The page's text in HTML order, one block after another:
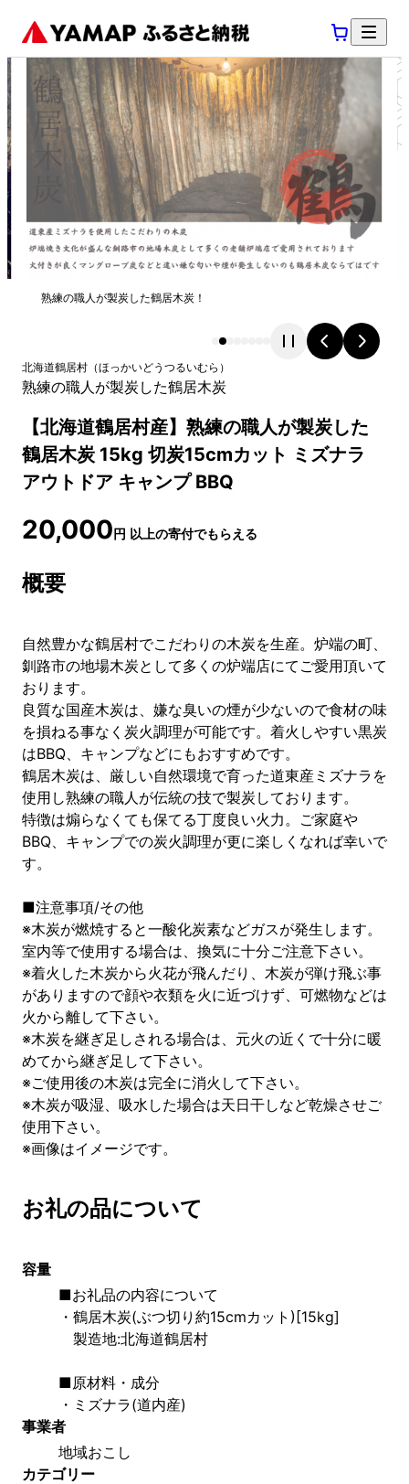
熟練の職人が製炭した鶴居木炭！
北海道鶴居村 （ほっかいどう つるいむら ）
熟練の職人が製炭した鶴居木炭
【北海道鶴居村産】熟練の職人が製炭した
鶴居木炭 15kg 切炭15cmカット ミズナラ
アウトドア キャンプ BBQ
20,000円 以上の寄付でもらえる
概要
自然豊かな鶴居村でこだわりの木炭を生産。炉端の町、
釧路市の地場木炭として多くの炉端店にてご愛用頂いて
おります。
良質な国産木炭は、嫌な臭いの煙が少ないので食材の味
を損ねる事なく炭火調理が可能です。着火しやすい黒炭
はBBQ、キャンプなどにもおすすめです。
鶴居木炭は、厳しい自然環境で育った道東産ミズナラを
使用し熟練の職人が伝統の技で製炭しております。
特徴は煽らなくても保てる丁度良い火力。ご家庭や
BBQ、キャンプでの炭火調理が更に楽しくなれば幸いで
す。
■注意事項/その他
※木炭が燃焼すると一酸化炭素などガスが発生します。
室内等で使用する場合は、換気に十分ご注意下さい。
※着火した木炭から火花が飛んだり、木炭が弾け飛ぶ事
がありますので顔や衣類を火に近づけず、可燃物などは
火から離して下さい。
※木炭を継ぎ足しされる場合は、元火の近くで十分に暖
めてから継ぎ足して下さい。
※ご使用後の木炭は完全に消火して下さい。
※木炭が吸湿、吸水した場合は天日干しなど乾燥させご
使用下さい。
※画像はイメージです。
お礼の品について
容量
■お礼品の内容について
・鶴居木炭(ぶつ切り約15cmカット)[15kg]
製造地:北海道鶴居村
■原材料・成分
・ミズナラ(道内産)
事業者
地域おこし
カテゴリー